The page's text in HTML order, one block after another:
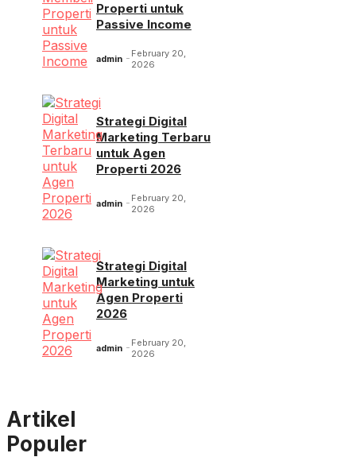
Properti untuk
Passive Income
admin
February 20,
2026
Strategi Digital
Marketing Terbaru
untuk Agen
Properti 2026
admin
February 20,
2026
Strategi Digital
Marketing untuk
Agen Properti
2026
admin
February 20,
2026
Artikel
Populer